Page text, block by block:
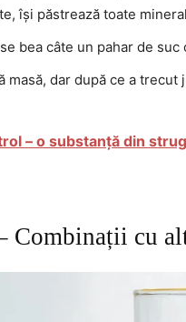
își păstrează toate
bea câte un pahar de
masă, dar după ce a trecut
– o substanță din
Combinații cu